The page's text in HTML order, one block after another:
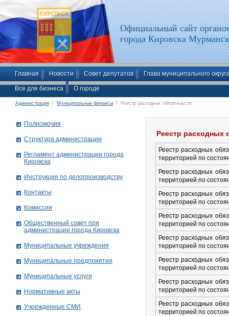
Официальный сайт
города Кировска
Главная Новости Совет депутатов Глава муниципального
Все для бизнеса О городе
Администрация / Муниципальные финансы / Реестр расходных обязательств
Реестр расходных
Реестр расходных
территорией по
Реестр расходных
территорией по
Реестр расходных
территорией по
Реестр расходных
территорией по
Реестр расходных
территорией по
Реестр расходных
территорией по
Реестр расходных
территорией по
Реестр расходных
территорией по
Полномочия
Структура администрации
Рег­ла­мент ад­ми­нист­ра­ции го­ро­да
Ки­ров­ска
Инструкция по делопроизводству
Контакты
Комиссии
Общественный совет при
администрации города Кировска
Муниципальные учреждения
Муниципальные предприятия
Муниципальные услуги
Нормативные акты
Учрежденные СМИ